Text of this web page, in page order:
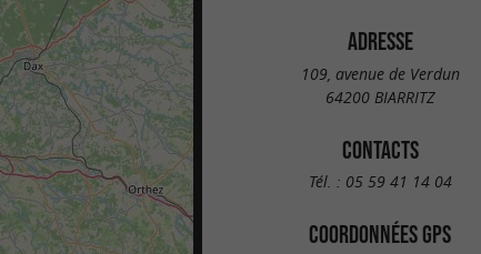
ADRESSE
109, avenue de Verdun
64200 BIARRITZ
CONTACTS
Tél. : 05 59 41 14 04
COORDONNÉES GPS